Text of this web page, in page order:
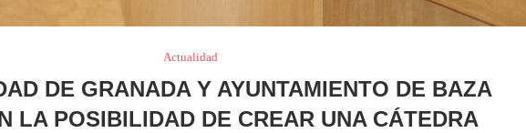
Actualidad
DE GRANADA Y AYUNTAMIENTO DE BAZA
LA POSIBILIDAD DE CREAR UNA CÁTEDRA